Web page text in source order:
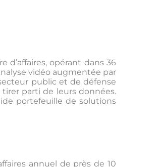
d’affaires, opérant dans 36
vidéo augmentée par
public et de défense
parti de leurs données.
portefeuille de solutions
annuel de près de 10